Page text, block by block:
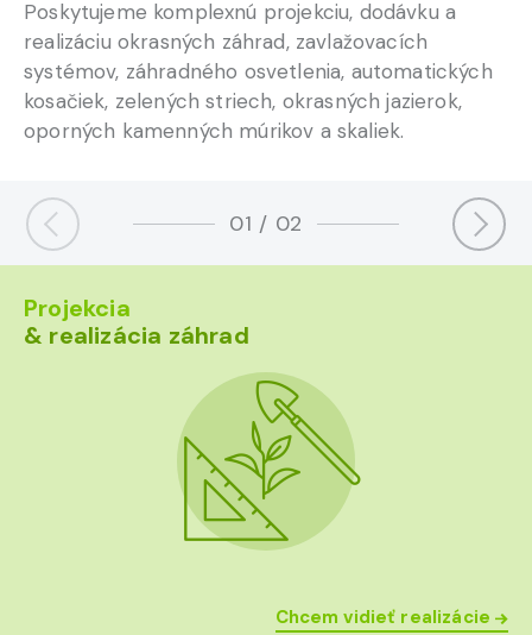
Poskytujeme komplexnú projekciu, dodávku a
realizáciu okrasných záhrad, zavlažovacích
systémov, záhradného osvetlenia, automatických
kosačiek, zelených striech, okrasných jazierok,
oporných kamenných múrikov a skaliek.
„Vaša spokojnosť je naším
cieľom“.
01 / 02
Projekcia
& realizácia záhrad
Chcem vidieť realizácie